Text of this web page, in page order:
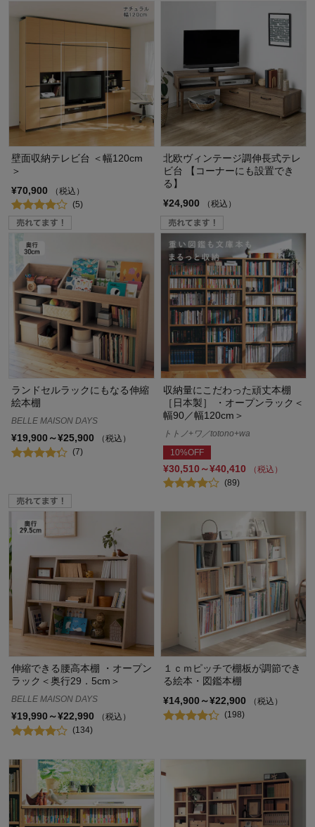
壁面収納テレビ台 ＜幅120cm
＞
¥70,900
（税込）
(5)
北欧ヴィンテージ調伸長式テレ
ビ台 【コーナーにも設置でき
る】
¥24,900
（税込）
ランドセルラックにもなる伸縮
絵本棚
BELLE MAISON DAYS
¥19,900～¥25,900
（税込）
(7)
収納量にこだわった頑丈本棚
［日本製］ ・オープンラック＜
幅90／幅120cm＞
トトノ+ワ／totono+wa
10%OFF
¥30,510～¥40,410
（税込）
(89)
伸縮できる腰高本棚 ・オープン
ラック＜奥行29．5cm＞
BELLE MAISON DAYS
¥19,990～¥22,990
（税込）
(134)
１ｃｍピッチで棚板が調節でき
る絵本・図鑑本棚
¥14,900～¥22,900
（税込）
(198)